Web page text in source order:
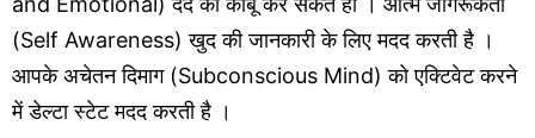
(Self Awareness) खुद की जानकारी के लिए मदद करती है ।
आपके अचेतन दिमाग (Subconscious Mind) को एक्टिवेट करने
में डेल्टा स्टेट मदद करती है ।